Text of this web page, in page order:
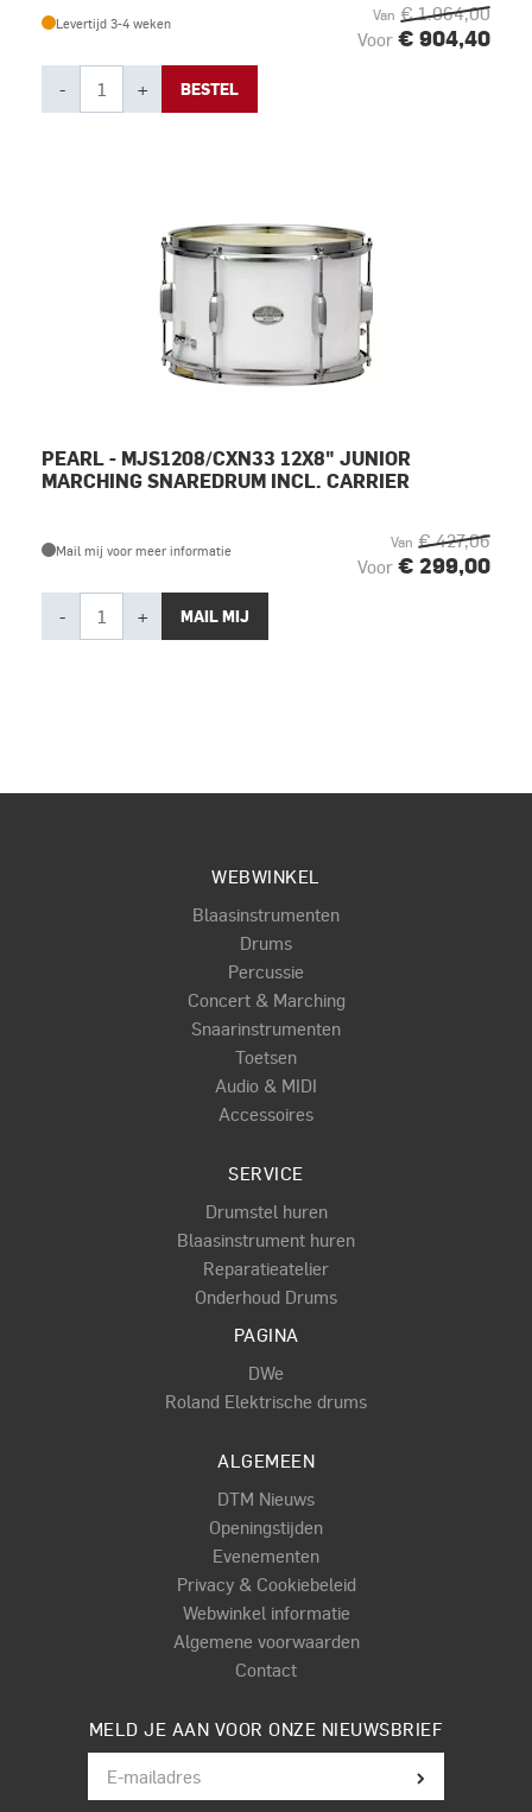
Levertijd 3-4 weken Van € 1.064,00
Voor € 904,40
- + BESTEL
PEARL - MJS1208/CXN33 12X8" JUNIOR
MARCHING SNAREDRUM INCL. CARRIER
Mail mij voor meer informatie Van € 427,06
Voor € 299,00
- + MAIL MIJ
WEBWINKEL
Blaasinstrumenten
Drums
Percussie
Concert & Marching
Snaarinstrumenten
Toetsen
Audio & MIDI
Accessoires
SERVICE
Drumstel huren
Blaasinstrument huren
Reparatieatelier
Onderhoud Drums
PAGINA
DWe
Roland Elektrische drums
ALGEMEEN
DTM Nieuws
Openingstijden
Evenementen
Privacy & Cookiebeleid
Webwinkel informatie
Algemene voorwaarden
Contact
MELD JE AAN VOOR ONZE NIEUWSBRIEF